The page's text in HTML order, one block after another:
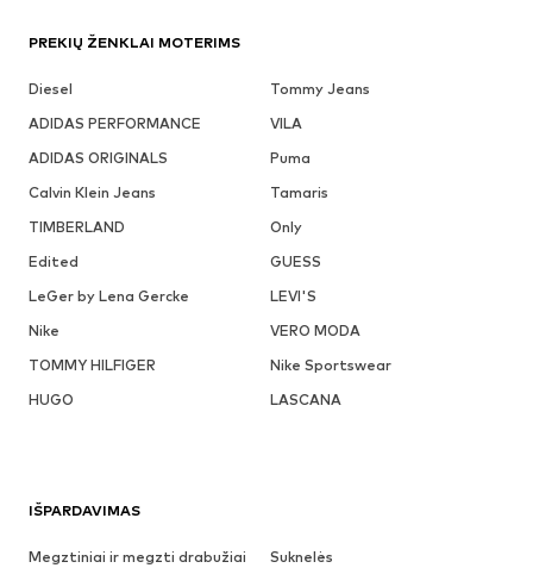
PREKIŲ ŽENKLAI MOTERIMS
Diesel
Tommy Jeans
ADIDAS PERFORMANCE
VILA
ADIDAS ORIGINALS
Puma
Calvin Klein Jeans
Tamaris
TIMBERLAND
Only
Edited
GUESS
LeGer by Lena Gercke
LEVI'S
Nike
VERO MODA
TOMMY HILFIGER
Nike Sportswear
HUGO
LASCANA
IŠPARDAVIMAS
Megztiniai ir megzti drabužiai
Suknelės